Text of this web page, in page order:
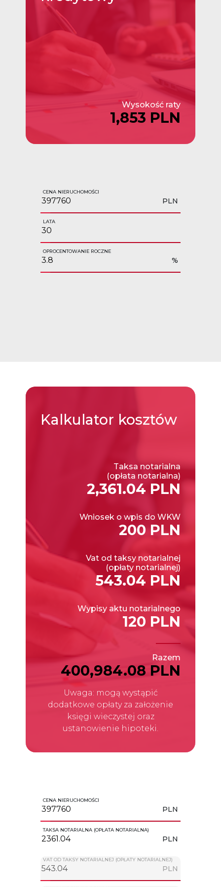
Wysokość raty
1,853 PLN
CENA NIERUCHOMOŚCI
PLN
LATA
OPROCENTOWANIE ROCZNE
%
Kalkulator kosztów
Taksa notarialna
(opłata notarialna)
2,361.04 PLN
Wniosek o wpis do WKW
200 PLN
Vat od taksy notarialnej
(opłaty notarialnej)
543.04 PLN
Wypisy aktu notarialnego
120 PLN
Razem
400,984.08 PLN
Uwaga: mogą wystąpić
dodatkowe opłaty za założenie
księgi wieczystej oraz
ustanowienie hipoteki.
CENA NIERUCHOMOŚCI
PLN
TAKSA NOTARIALNA (OPŁATA NOTARIALNA)
PLN
VAT OD TAKSY NOTARIALNEJ (OPŁATY NOTARIALNEJ)
PLN